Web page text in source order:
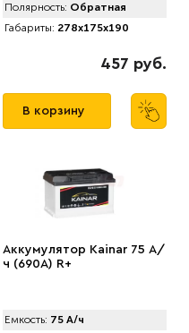
Полярность: Обратная
Габариты: 278x175x190
457 руб.
В корзину
Аккумулятор Kainar 75 А/
ч (690A) R+
Емкость: 75 А/ч